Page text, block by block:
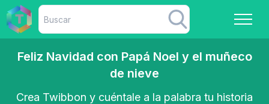
Feliz Navidad con Papá Noel y el muñeco
de nieve
Crea Twibbon y cuéntale a la palabra tu historia